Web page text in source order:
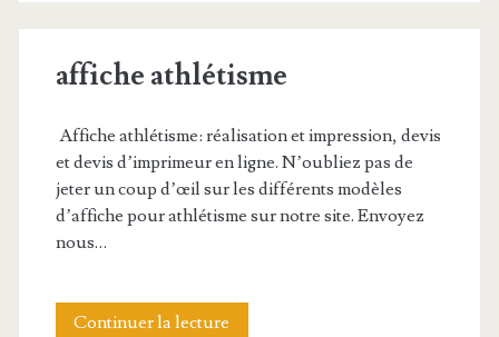
patinoire
affiche athlétisme
Affiche athlétisme: réalisation et impression, devis
et devis d’imprimeur en ligne. N’oubliez pas de
jeter un coup d’œil sur les différents modèles
d’affiche pour athlétisme sur notre site. Envoyez
nous…
Continuer la lecture